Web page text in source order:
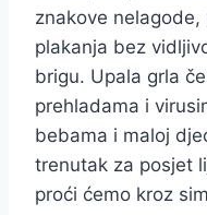
znakove
plakanja bez
brigu. Upala grla
prehladama i
bebama i maloj
trenutak za posjet
proći ćemo kroz